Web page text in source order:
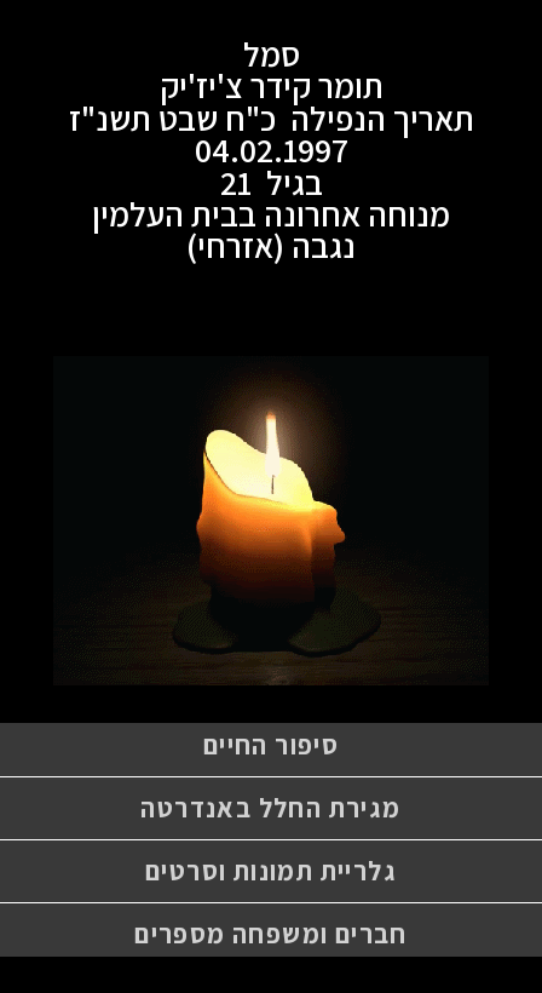
סמל
תומר קידר צ'יז'יק
תאריך הנפילה כ"ח שבט תשנ"ז
04.02.1997
בגיל 21
מנוחה אחרונה בבית העלמין
נגבה (אזרחי)
סיפור החיים
מגירת החלל באנדרטה
גלריית תמונות וסרטים
חברים ומשפחה מספרים